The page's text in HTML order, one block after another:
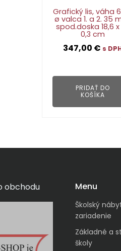
Grafický lis, váha
ø valca 1. a 2. 35
spod.doska 18,6 x
0,3 cm
347,00 € s
PRIDAŤ DO
KOŠÍKA
obchodu Menu
Školský
zariadenie
Základné a
školy